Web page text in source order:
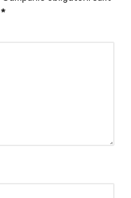
*